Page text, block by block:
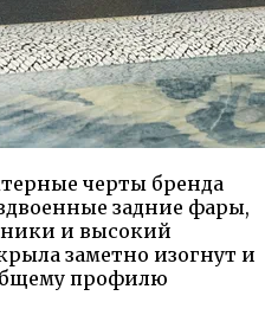
черты бренда
задние фары,
и высокий
заметно изогнут и
профилю